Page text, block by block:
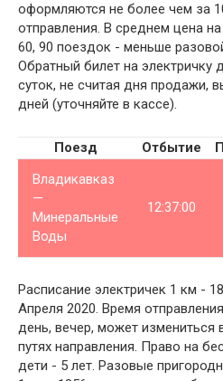
оформляются не более чем за
отправления. В среднем цена
60, 90 поездок - меньше
Обратный билет на электричку
суток, не считая дня продажи,
дней (уточняйте в кассе).
Поезд Отбытие
Владикавказ
—
Минеральные
Воды
12:37:00
Расписание электричек 1 км -
Апреля 2020. Время
день, вечер, может измениться
путях направления. Право на
дети - 5 лет. Разовые